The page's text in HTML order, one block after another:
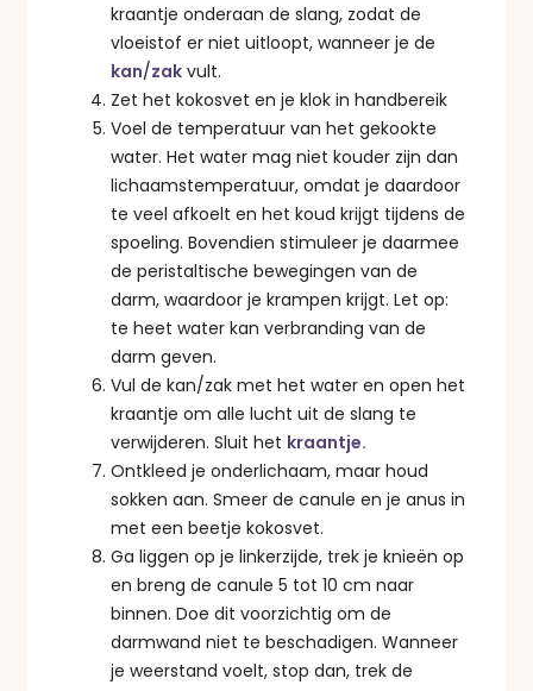
kraantje onderaan de slang, zodat de
vloeistof er niet uitloopt, wanneer je de
kan/zak vult.
Zet het kokosvet en je klok in handbereik
Voel de temperatuur van het gekookte
water. Het water mag niet kouder zijn dan
lichaamstemperatuur, omdat je daardoor
te veel afkoelt en het koud krijgt tijdens de
spoeling. Bovendien stimuleer je daarmee
de peristaltische bewegingen van de
darm, waardoor je krampen krijgt. Let op:
te heet water kan verbranding van de
darm geven.
Vul de kan/zak met het water en open het
kraantje om alle lucht uit de slang te
verwijderen. Sluit het kraantje.
Ontkleed je onderlichaam, maar houd
sokken aan. Smeer de canule en je anus in
met een beetje kokosvet.
Ga liggen op je linkerzijde, trek je knieën op
en breng de canule 5 tot 10 cm naar
binnen. Doe dit voorzichtig om de
darmwand niet te beschadigen. Wanneer
je weerstand voelt, stop dan, trek de